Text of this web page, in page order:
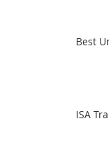
Best
ISA